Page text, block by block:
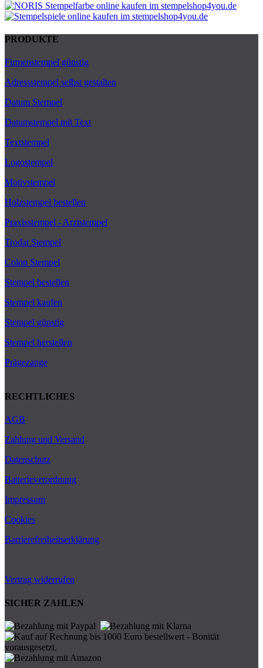
PRODUKTE
Firmenstempel günstig
Adressstempel selbst gestalten
Datum Stempel
Datumstempel mit Text
Textstempel
Logostempel
Motivstempel
Holzstempel bestellen
Praxisstempel - Arztstempel
Trodat Stempel
Colop Stempel
Stempel bestellen
Stempel kaufen
Stempel günstig
Stempel herstellen
Prägezange
RECHTLICHES
AGB
Zahlung und Versand
Datenschutz
Batterieverordnung
Impressum
Cookies
Barrierefreiheitserklärung
Vertrag widerrufen
SICHER ZAHLEN